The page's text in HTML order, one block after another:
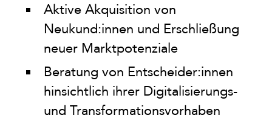
Aktive Akquisition von
Neukund:innen und Erschließung
neuer Marktpotenziale
Beratung von Entscheider:innen
hinsichtlich ihrer Digitalisierungs-
und Transformationsvorhaben